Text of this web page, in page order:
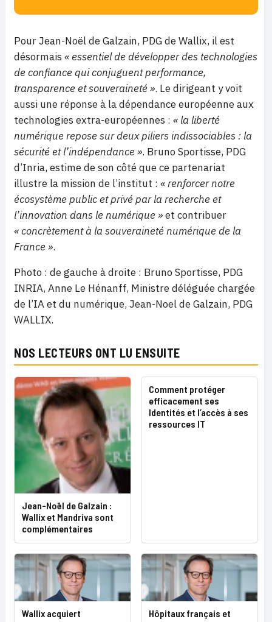
Pour Jean-Noël de Galzain, PDG de Wallix, il est
désormais « essentiel de développer des technologies
de confiance qui conjuguent performance,
transparence et souveraineté ». Le dirigeant y voit
aussi une réponse à la dépendance européenne aux
technologies extra-européennes : « la liberté
numérique repose sur deux piliers indissociables : la
sécurité et l’indépendance ». Bruno Sportisse, PDG
d’Inria, estime de son côté que ce partenariat
illustre la mission de l’institut : « renforcer notre
écosystème public et privé par la recherche et
l’innovation dans le numérique »et contribuer
« concrètement à la souveraineté numérique de la
France ».
Photo : de gauche à droite : Bruno Sportisse, PDG
INRIA, Anne Le Hénanff, Ministre déléguée chargée
de l’IA et du numérique, Jean-Noel de Galzain, PDG
WALLIX.
NOS LECTEURS ONT LU ENSUITE
Jean-Noël de Galzain :
Wallix et Mandriva sont
complémentaires
Comment protéger
efficacement ses
Identités et l’accès à ses
ressources IT
Wallix acquiert
Hôpitaux français et